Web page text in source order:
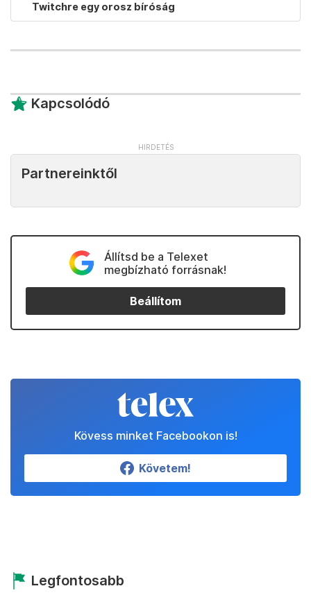
Twitchre egy orosz bíróság
Kapcsolódó
Partnereinktől
Állítsd be a Telexet
megbízható forrásnak!
Beállítom
Kövess minket Facebookon is!
Követem!
Legfontosabb